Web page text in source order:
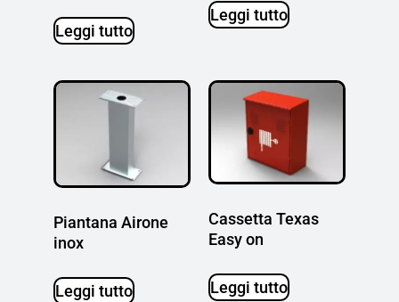
Leggi tutto
Leggi tutto
Piantana Airone
inox
Leggi tutto
Cassetta Texas
Easy on
Leggi tutto